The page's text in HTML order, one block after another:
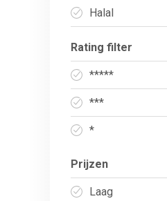
Halal
Rating filter
*****
***
*
Prijzen
Laag